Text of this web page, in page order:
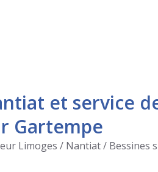
et service de
Gartempe
Limoges / Nantiat /